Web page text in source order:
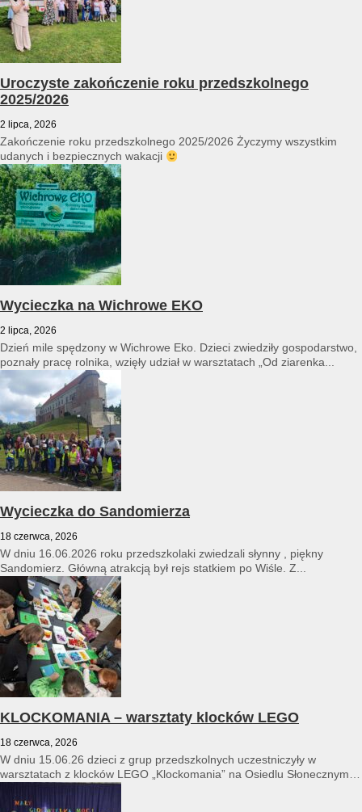
Uroczyste zakończenie roku przedszkolnego
2025/2026
2 lipca, 2026
Zakończenie roku przedszkolnego 2025/2026 Życzymy wszystkim
udanych i bezpiecznych wakacji
Wycieczka na Wichrowe EKO
2 lipca, 2026
Dzień mile spędzony w Wichrowe Eko. Dzieci zwiedziły gospodarstwo,
poznały pracę rolnika, wzięły udział w warsztatach „Od ziarenka...
Wycieczka do Sandomierza
18 czerwca, 2026
W dniu 16.06.2026 roku przedszkolaki zwiedzali słynny , piękny
Sandomierz. Główną atrakcją był rejs statkiem po Wiśle. Z...
KLOCKOMANIA – warsztaty klocków LEGO
18 czerwca, 2026
W dniu 15.06.26 dzieci z grup przedszkolnych uczestniczyły w
warsztatach z klocków LEGO „Klockomania” na Osiedlu Słonecznym